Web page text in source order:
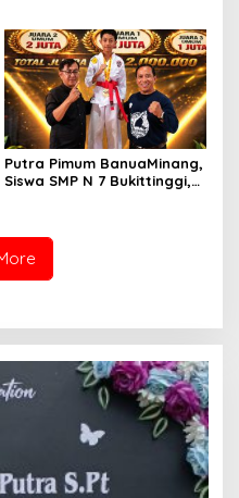
Republik Indonesia
Putra Pimum BanuaMinang,
Siswa SMP N 7 Bukittinggi,
Kejuaraan Karate Jam
Gadang Inkanas Bukittinggi